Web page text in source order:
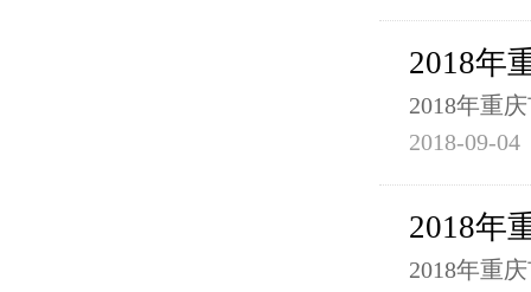
2018年
2018年重
2018-09-04
2018年
2018年重